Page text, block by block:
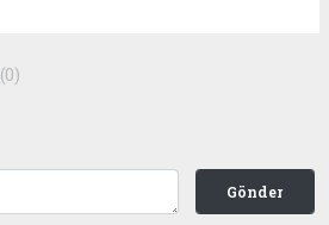
(0)
Gönder